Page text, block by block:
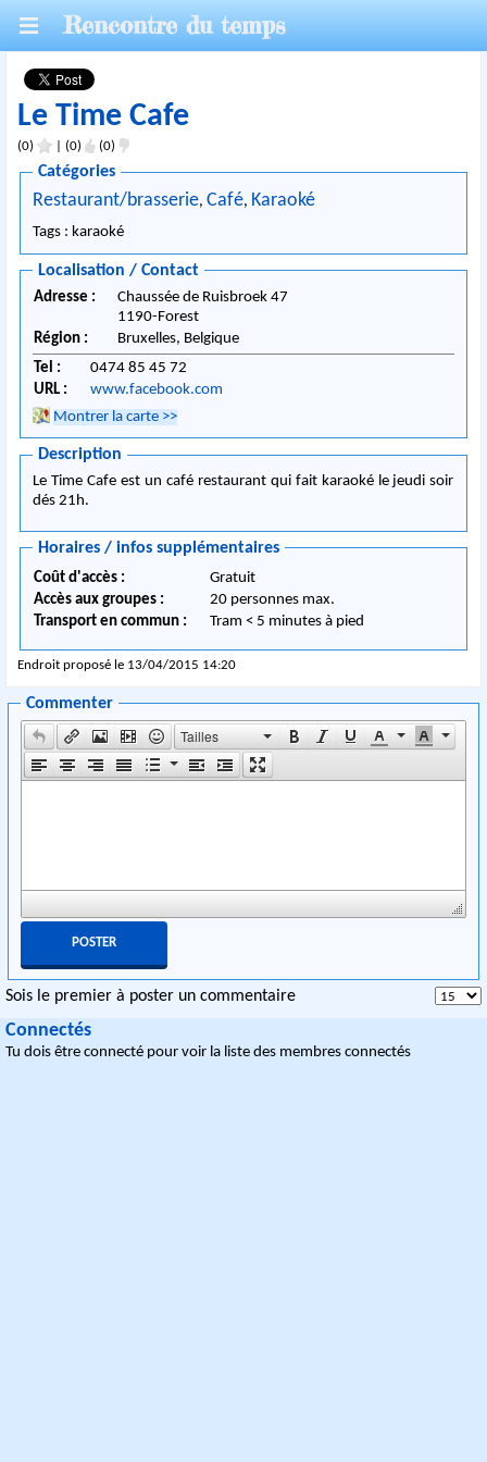
Rencontre du temps
Le Time Cafe
(0) (0) (0)
Catégories
Restaurant/brasserie,Café, Karaoké
Tags : karaoké
Localisation / Contact
Adresse :
Chaussée de Ruisbroek 47
1190- Forest
Région :
Bruxelles, Belgique
Tel :
0474 85 45 72
URL :
www.facebook.com
Montrer la carte >>
Description
Le Time Cafe est un café restaurant qui fait karaoké le jeudi soir
dés 21h.
Horaires / infos supplémentaires
Coût d'accès :
Gratuit
Accès aux groupes :
20 personnes max.
Transport en commun :
Tram < 5 minutes à pied
Endroit proposé le 13/04/2015 14:20
Commenter
Tailles
Sois le premier à poster un commentaire
Connectés
Tu dois être connecté pour voir la liste des membres connectés